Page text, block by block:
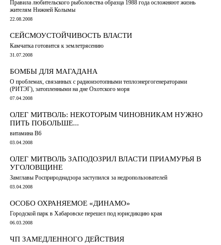
Правила любительского рыболовства образца 1988 года осложняют жизнь
жителям Нижней Колымы
22.08.2008
СЕЙСМОУСТОЙЧИВОСТЬ ВЛАСТИ
Камчатка готовится к землетрясению
31.07.2008
БОМБЫ ДЛЯ МАГАДАНА
О проблемах, связанных с радиоизотопными теплоэнергогенераторами
(РИТЭГ), затопленными на дне Охотского моря
07.04.2008
ОЛЕГ МИТВОЛЬ: НЕКОТОРЫМ ЧИНОВНИКАМ НУЖНО
ПИТЬ ПОБОЛЬШЕ...
витамина B6
03.04.2008
ОЛЕГ МИТВОЛЬ ЗАПОДОЗРИЛ ВЛАСТИ ПРИАМУРЬЯ В
УГОЛОВЩИНЕ
Замглавы Росприроднадзора заступился за недропользователей
03.04.2008
ОСОБО ОХРАНЯЕМОЕ «ДИНАМО»
Городской парк в Хабаровске перешел под юрисдикцию края
06.03.2008
ЧП ЗАМЕДЛЕННОГО ДЕЙСТВИЯ